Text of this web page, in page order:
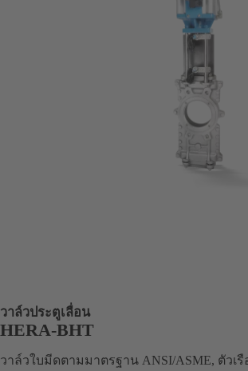
วาล์วประตูเลื่อน
HERA-BHT
วาล์วใบมีดตามมาตรฐาน ANSI/ASME, ตัวเ